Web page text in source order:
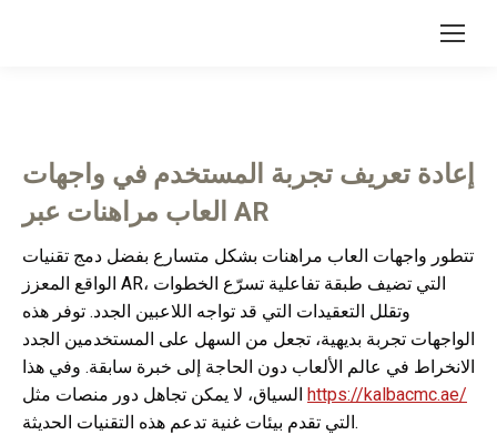
إعادة تعريف تجربة المستخدم في واجهات
العاب مراهنات عبر AR
تتطور واجهات العاب مراهنات بشكل متسارع بفضل دمج تقنيات
الواقع المعزز AR، التي تضيف طبقة تفاعلية تسرّع الخطوات
وتقلل التعقيدات التي قد تواجه اللاعبين الجدد. توفر هذه
الواجهات تجربة بديهية، تجعل من السهل على المستخدمين الجدد
الانخراط في عالم الألعاب دون الحاجة إلى خبرة سابقة. وفي هذا
https://kalbacmc.ae/
التي تقدم بيئات غنية تدعم هذه التقنيات الحديثة.